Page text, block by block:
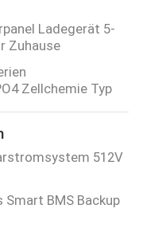
Ladegerät 5-
Zuhause
Zellchemie Typ
512V
BMS Backup